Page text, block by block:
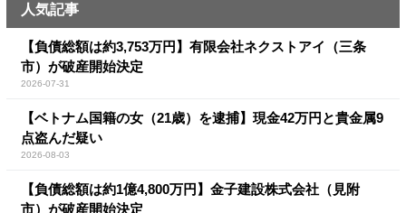
人気記事
【負債総額は約3,753万円】有限会社ネクストアイ（三条
市）が破産開始決定
2026-07-31
【ベトナム国籍の女（21歳）を逮捕】現金42万円と貴金属9
点盗んだ疑い
2026-08-03
【負債総額は約1億4,800万円】金子建設株式会社（見附
市）が破産開始決定